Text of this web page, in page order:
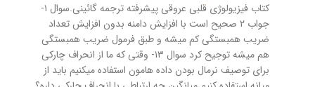
کتاب فیزیولوژی قلبی عروقی پیشرفته ترجمه گائینی.سوال ۱-
جواب ۲ صحیح است با افزایش دامنه بدون افزایش تعداد
ضریب همبستگی کم میشه و طبق فرمول ضریب همبستگی
هم میشه توجیح کرد سوال ۱۳- وقتی که ما از انحراف چارکی
برای توصیف نرمال بودن داده هامون استفاده میکنیم باید از